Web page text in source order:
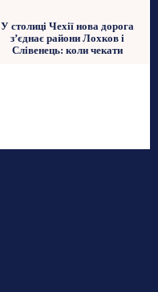
У столиці Чехії нова дорога
з’єднає райони Лохков і
Слівенець: коли чекати